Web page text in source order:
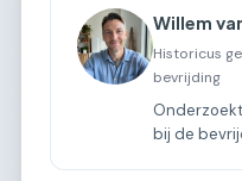
Willem
Historicus
bevrijding
bij de